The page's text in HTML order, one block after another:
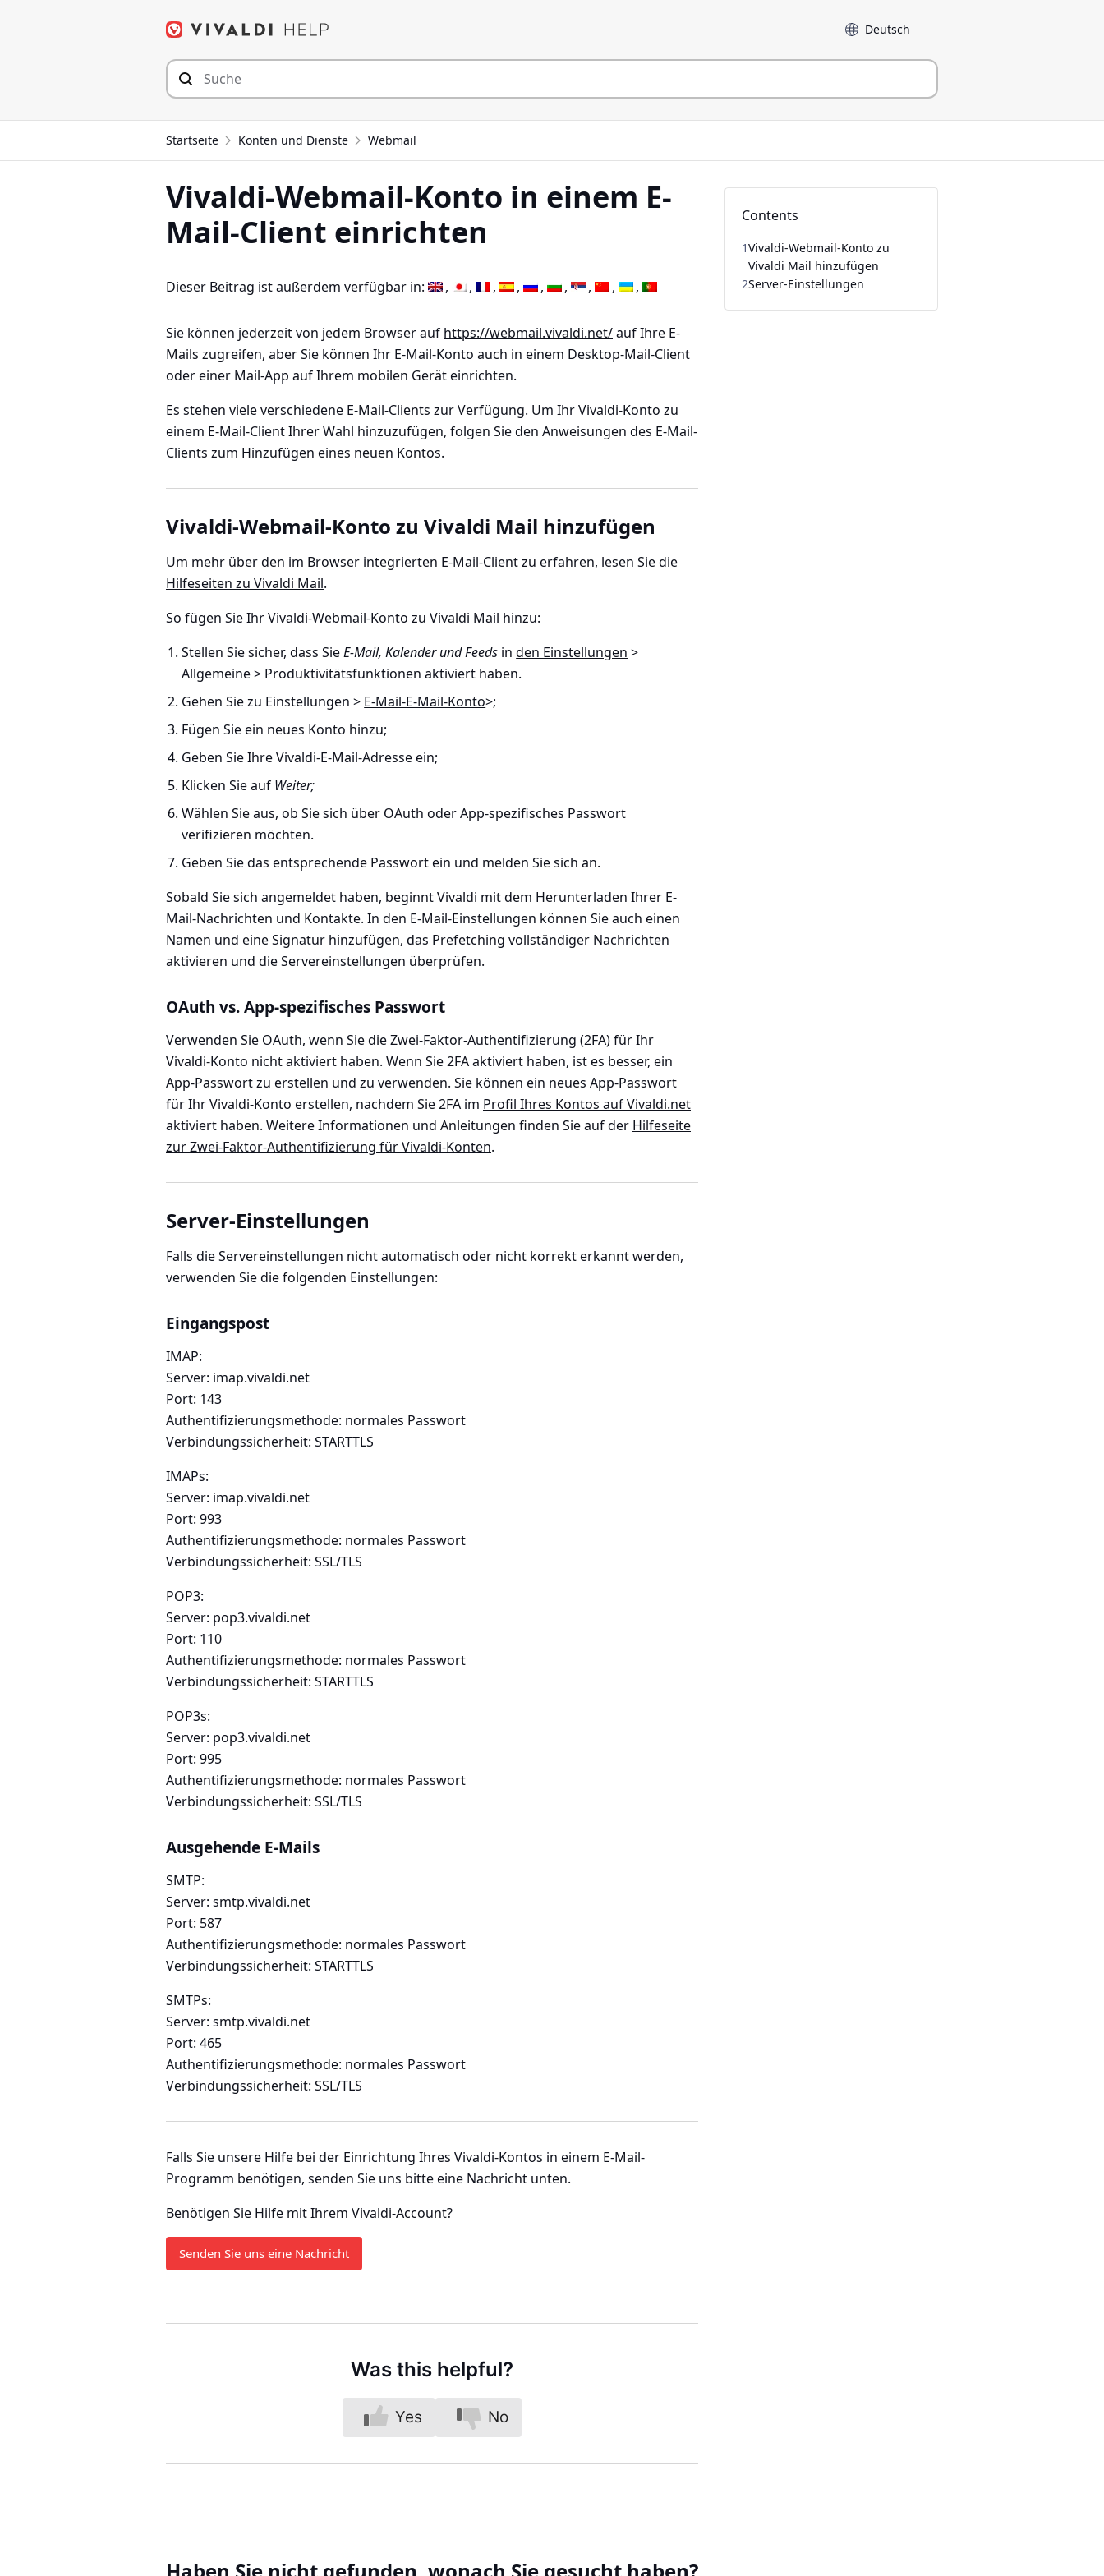
Sprache
Startseite Konten und Dienste Webmail
Vivaldi-Webmail-Konto in einem E-
Mail-Client einrichten
Dieser Beitrag ist außerdem verfügbar in:
Sie können jederzeit von jedem Browser auf https://webmail.vivaldi.net/auf Ihre E-
Mails zugreifen, aber Sie können Ihr E-Mail-Konto auch in einem Desktop-Mail-Client
oder einer Mail-App auf Ihrem mobilen Gerät einrichten.
Es stehen viele verschiedene E-Mail-Clients zur Verfügung. Um Ihr Vivaldi-Konto zu
einem E-Mail-Client Ihrer Wahl hinzuzufügen, folgen Sie den Anweisungen des E-Mail-
Clients zum Hinzufügen eines neuen Kontos.
Vivaldi-Webmail-Konto zu Vivaldi Mail hinzufügen
Um mehr über den im Browser integrierten E-Mail-Client zu erfahren, lesen Sie die
Hilfeseiten zu Vivaldi Mail.
So fügen Sie Ihr Vivaldi-Webmail-Konto zu Vivaldi Mail hinzu:
Stellen Sie sicher, dass SieE-Mail, Kalender und Feeds inden Einstellungen >
Allgemeine > Produktivitätsfunktionen aktiviert haben.
Gehen Sie zu Einstellungen > E-Mail-E-Mail-Konto>;
Fügen Sie ein neues Konto hinzu;
Geben Sie Ihre Vivaldi-E-Mail-Adresse ein;
Klicken Sie auf Weiter;
Wählen Sie aus, ob Sie sich über OAuth oder App-spezifisches Passwort
verifizieren möchten.
Geben Sie das entsprechende Passwort ein und melden Sie sich an.
Sobald Sie sich angemeldet haben, beginnt Vivaldi mit dem Herunterladen Ihrer E-
Mail-Nachrichten und Kontakte. In den E-Mail-Einstellungen können Sie auch einen
Namen und eine Signatur hinzufügen, das Prefetching vollständiger Nachrichten
aktivieren und die Servereinstellungen überprüfen.
OAuth vs. App-spezifisches Passwort
Verwenden Sie OAuth, wenn Sie die Zwei-Faktor-Authentifizierung (2FA) für Ihr
Vivaldi-Konto nicht aktiviert haben. Wenn Sie 2FA aktiviert haben, ist es besser, ein
App-Passwort zu erstellen und zu verwenden. Sie können ein neues App-Passwort
für Ihr Vivaldi-Konto erstellen, nachdem Sie 2FA im Profil Ihres Kontos auf Vivaldi.net
aktiviert haben. Weitere Informationen und Anleitungen finden Sie auf der Hilfeseite
zur Zwei-Faktor-Authentifizierung für Vivaldi-Konten.
Server-Einstellungen
Falls die Servereinstellungen nicht automatisch oder nicht korrekt erkannt werden,
verwenden Sie die folgenden Einstellungen:
Eingangspost
IMAP:
Server: imap.vivaldi.net
Port: 143
Authentifizierungsmethode: normales Passwort
Verbindungssicherheit: STARTTLS
IMAPs:
Server: imap.vivaldi.net
Port: 993
Authentifizierungsmethode: normales Passwort
Verbindungssicherheit: SSL/TLS
POP3:
Server: pop3.vivaldi.net
Port: 110
Authentifizierungsmethode: normales Passwort
Verbindungssicherheit: STARTTLS
POP3s:
Server: pop3.vivaldi.net
Port: 995
Authentifizierungsmethode: normales Passwort
Verbindungssicherheit: SSL/TLS
Ausgehende E-Mails
SMTP:
Server: smtp.vivaldi.net
Port: 587
Authentifizierungsmethode: normales Passwort
Verbindungssicherheit: STARTTLS
SMTPs:
Server: smtp.vivaldi.net
Port: 465
Authentifizierungsmethode: normales Passwort
Verbindungssicherheit: SSL/TLS
Falls Sie unsere Hilfe bei der Einrichtung Ihres Vivaldi-Kontos in einem E-Mail-
Programm benötigen, senden Sie uns bitte eine Nachricht unten.
Benötigen Sie Hilfe mit Ihrem Vivaldi-Account?
Senden Sie uns eine Nachricht
Was this helpful?
Yes No
Contents
1Vivaldi-Webmail-Konto zu
Vivaldi Mail hinzufügen
2Server-Einstellungen